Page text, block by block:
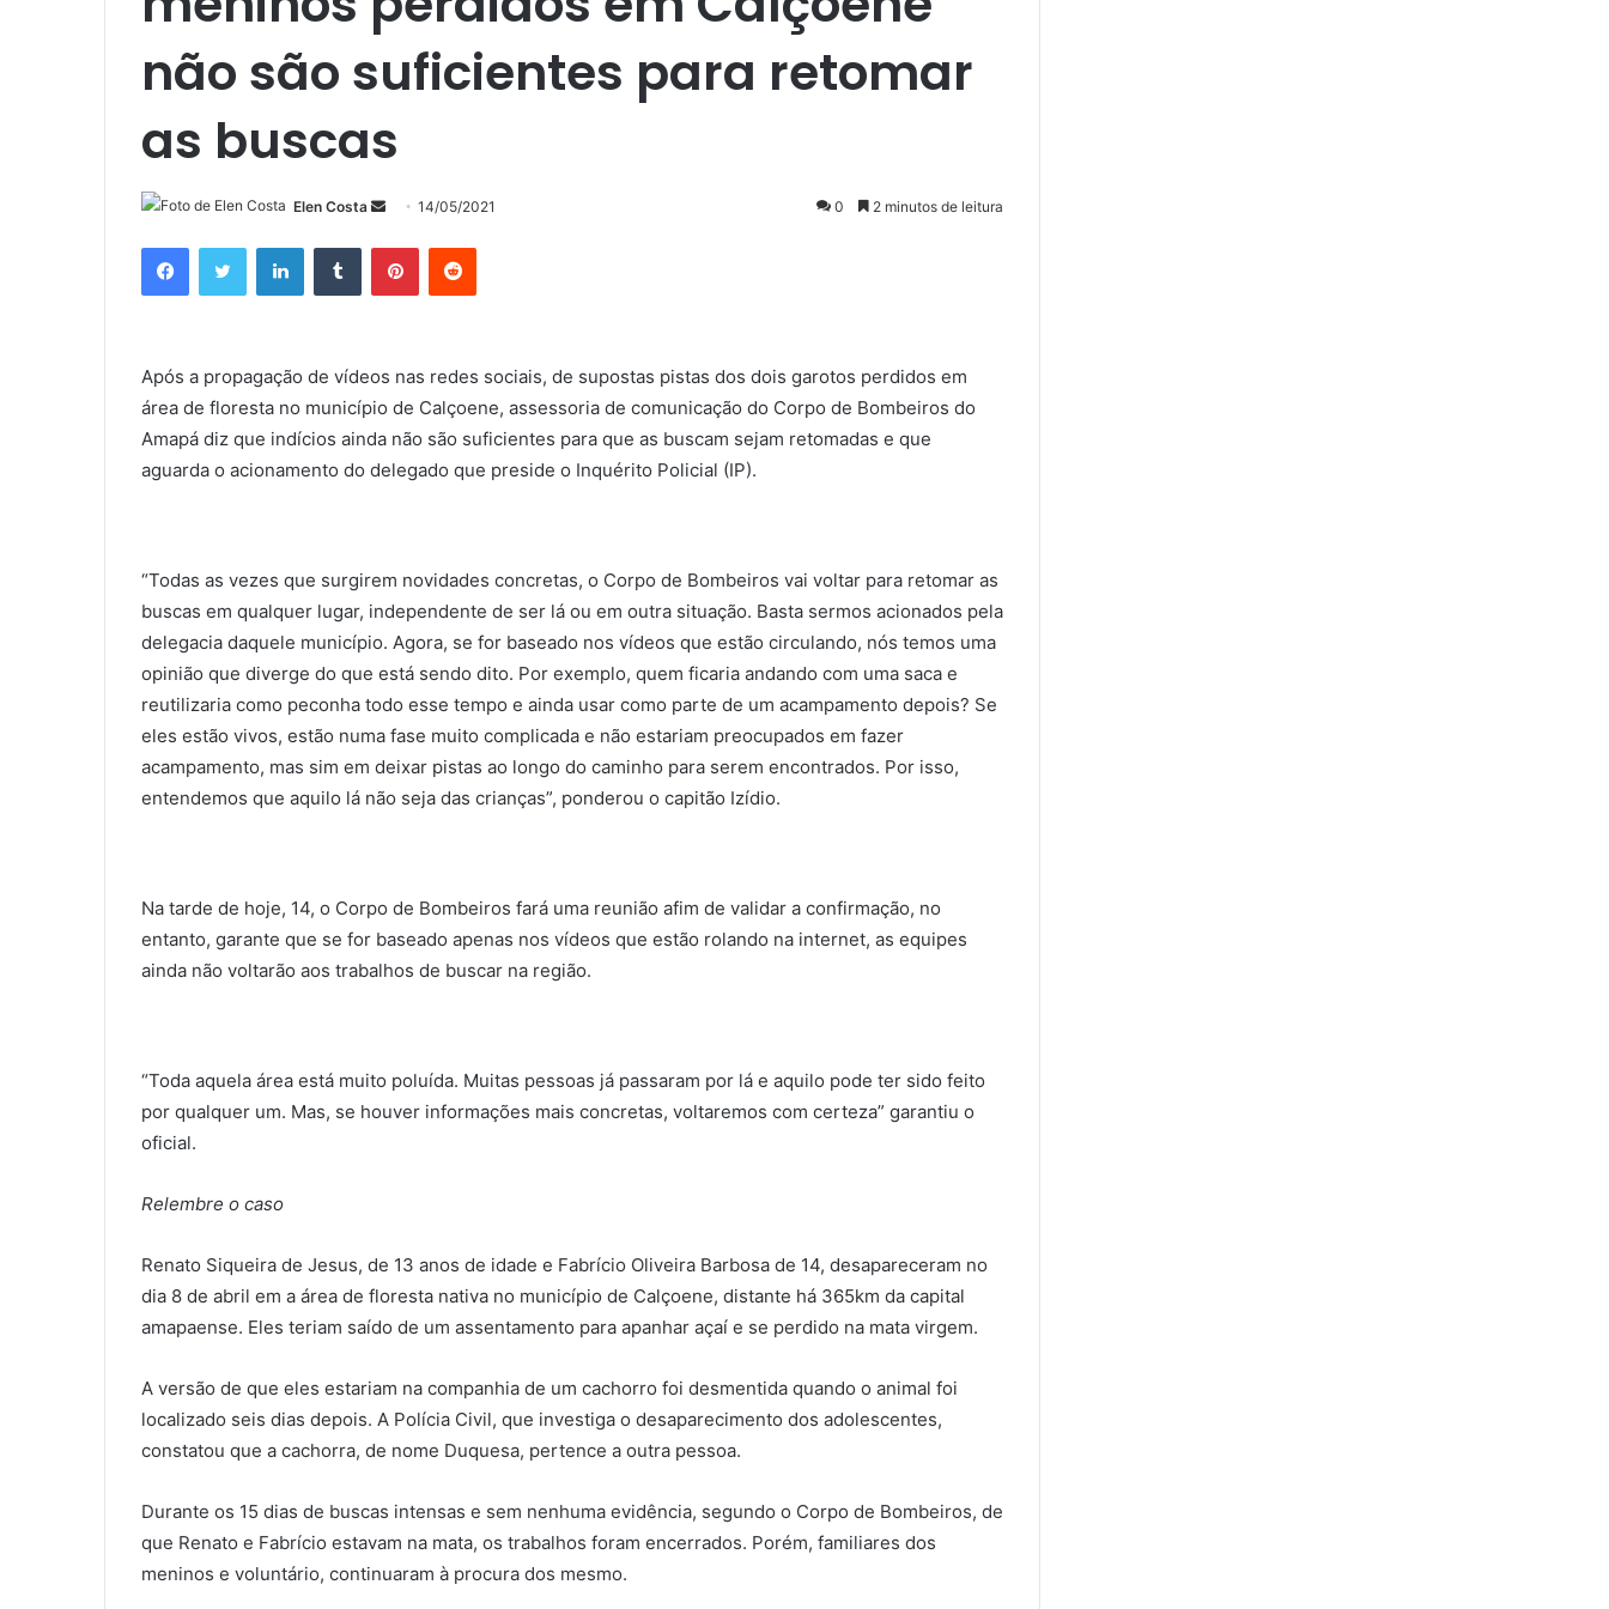
não são suficientes para retomar
as buscas
Elen Costa
Mande
e-
mail
14/05/2021 0 2 minutos de leitura
FacebookTwitter LinkedinTumblr PinterestReddit
Após a propagação de vídeos nas redes sociais, de supostas pistas dos dois garotos perdidos em
área de floresta no município de Calçoene, assessoria de comunicação do Corpo de Bombeiros do
Amapá diz que indícios ainda não são suficientes para que as buscam sejam retomadas e que
aguarda o acionamento do delegado que preside o Inquérito Policial (IP).
“Todas as vezes que surgirem novidades concretas, o Corpo de Bombeiros vai voltar para retomar as
buscas em qualquer lugar, independente de ser lá ou em outra situação. Basta sermos acionados pela
delegacia daquele município. Agora, se for baseado nos vídeos que estão circulando, nós temos uma
opinião que diverge do que está sendo dito. Por exemplo, quem ficaria andando com uma saca e
reutilizaria como peconha todo esse tempo e ainda usar como parte de um acampamento depois? Se
eles estão vivos, estão numa fase muito complicada e não estariam preocupados em fazer
acampamento, mas sim em deixar pistas ao longo do caminho para serem encontrados. Por isso,
entendemos que aquilo lá não seja das crianças”, ponderou o capitão Izídio.
Na tarde de hoje, 14, o Corpo de Bombeiros fará uma reunião afim de validar a confirmação, no
entanto, garante que se for baseado apenas nos vídeos que estão rolando na internet, as equipes
ainda não voltarão aos trabalhos de buscar na região.
“Toda aquela área está muito poluída. Muitas pessoas já passaram por lá e aquilo pode ter sido feito
por qualquer um. Mas, se houver informações mais concretas, voltaremos com certeza” garantiu o
oficial.
Relembre o caso
Renato Siqueira de Jesus, de 13 anos de idade e Fabrício Oliveira Barbosa de 14, desapareceram no
dia 8 de abril em a área de floresta nativa no município de Calçoene, distante há 365km da capital
amapaense. Eles teriam saído de um assentamento para apanhar açaí e se perdido na mata virgem.
A versão de que eles estariam na companhia de um cachorro foi desmentida quando o animal foi
localizado seis dias depois. A Polícia Civil, que investiga o desaparecimento dos adolescentes,
constatou que a cachorra, de nome Duquesa, pertence a outra pessoa.
Durante os 15 dias de buscas intensas e sem nenhuma evidência, segundo o Corpo de Bombeiros, de
que Renato e Fabrício estavam na mata, os trabalhos foram encerrados. Porém, familiares dos
meninos e voluntário, continuaram à procura dos mesmo.